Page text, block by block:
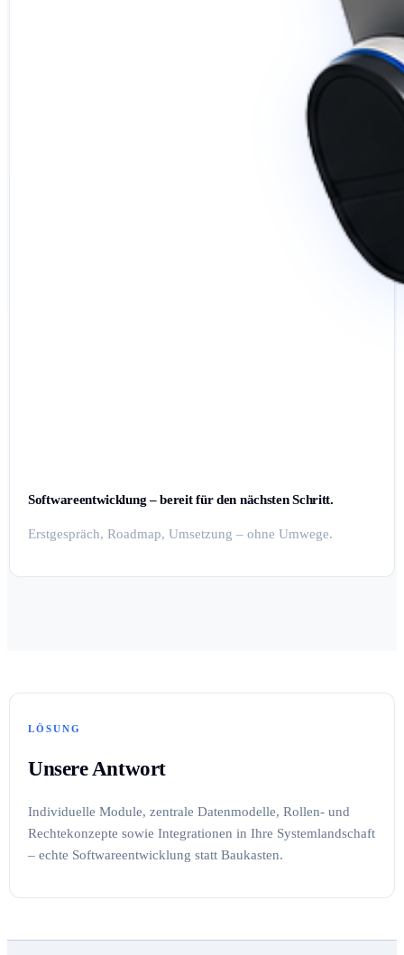
Softwareentwicklung – bereit für den nächsten Schritt.
Erstgespräch, Roadmap, Umsetzung – ohne Umwege.
LÖSUNG
Unsere Antwort
Individuelle Module, zentrale Datenmodelle, Rollen- und
Rechtekonzepte sowie Integrationen in Ihre Systemlandschaft
– echte Softwareentwicklung statt Baukasten.